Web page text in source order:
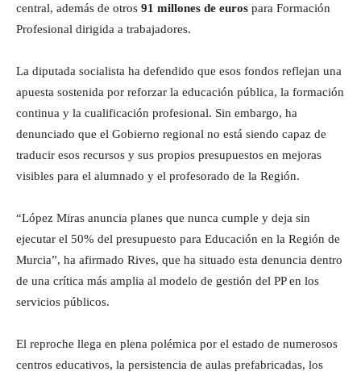
central, además de otros 91 millones de euros para Formación
Profesional dirigida a trabajadores.
La diputada socialista ha defendido que esos fondos reflejan una
apuesta sostenida por reforzar la educación pública, la formación
continua y la cualificación profesional. Sin embargo, ha
denunciado que el Gobierno regional no está siendo capaz de
traducir esos recursos y sus propios presupuestos en mejoras
visibles para el alumnado y el profesorado de la Región.
“López Miras anuncia planes que nunca cumple y deja sin
ejecutar el 50% del presupuesto para Educación en la Región de
Murcia”, ha afirmado Rives, que ha situado esta denuncia dentro
de una crítica más amplia al modelo de gestión del PP en los
servicios públicos.
El reproche llega en plena polémica por el estado de numerosos
centros educativos, la persistencia de aulas prefabricadas, los